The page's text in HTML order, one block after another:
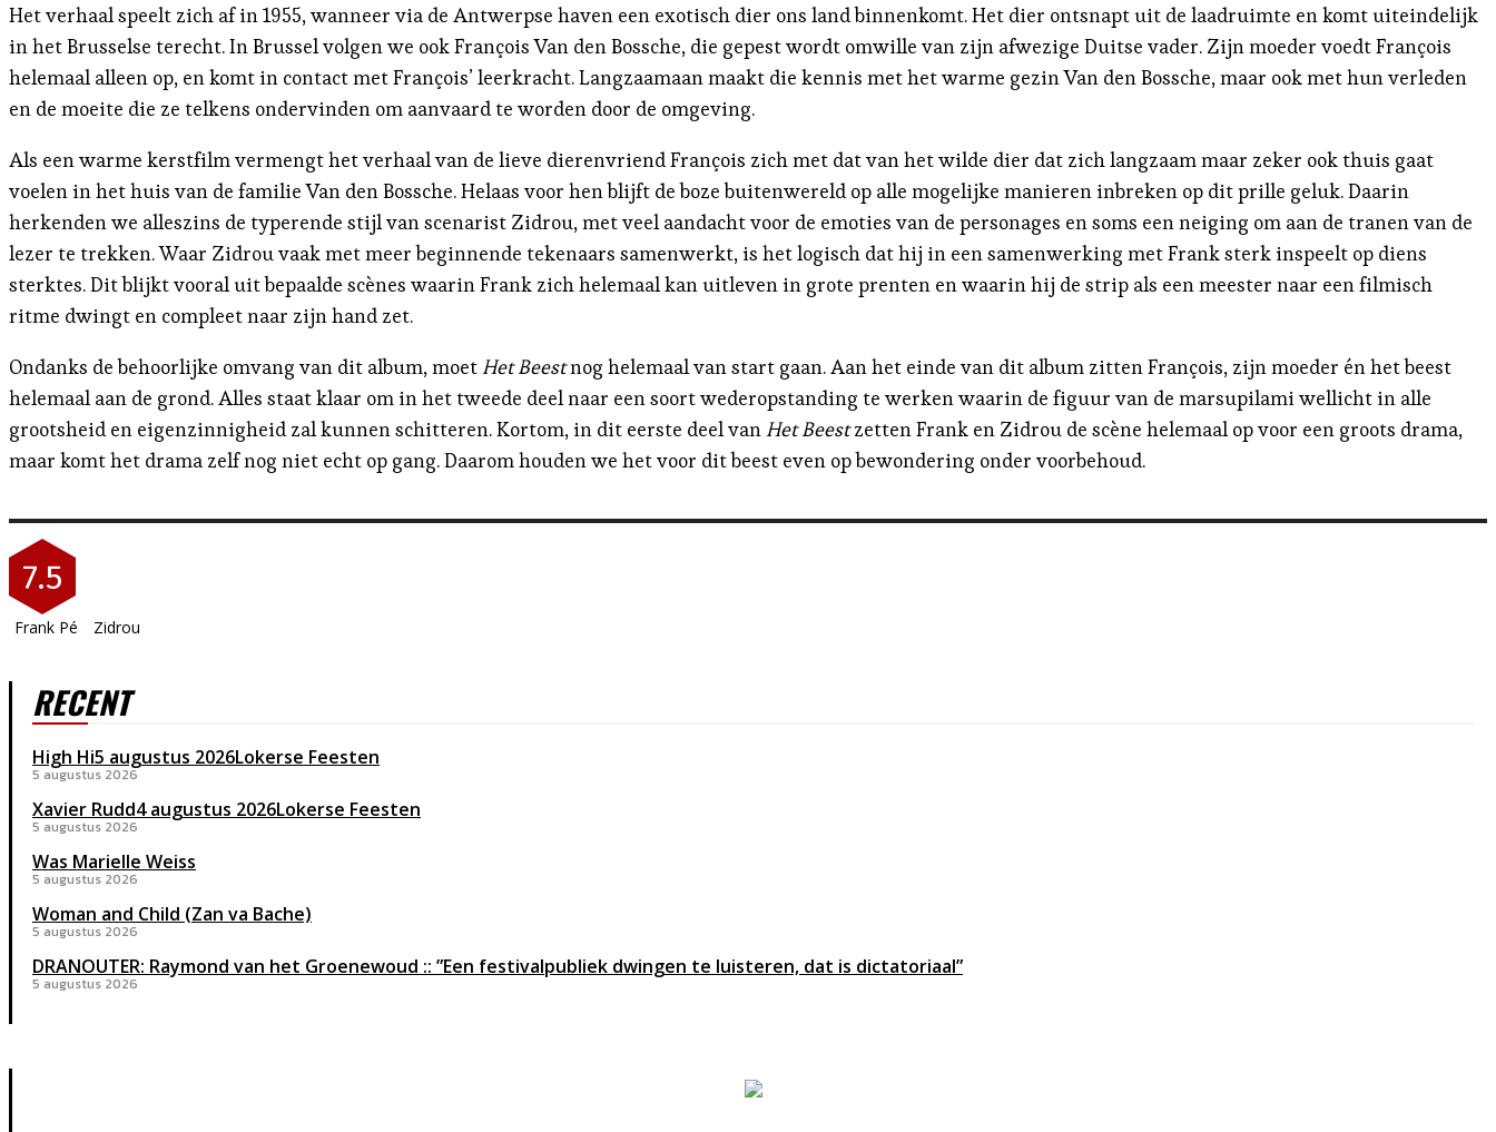
Het verhaal speelt zich af in 1955, wanneer via de Antwerpse haven een exotisch dier ons land binnenkomt. Het dier ontsnapt uit de laadruimte en komt uiteindelijk
in het Brusselse terecht. In Brussel volgen we ook François Van den Bossche, die gepest wordt omwille van zijn afwezige Duitse vader. Zijn moeder voedt François
helemaal alleen op, en komt in contact met François’ leerkracht. Langzaamaan maakt die kennis met het warme gezin Van den Bossche, maar ook met hun verleden
en de moeite die ze telkens ondervinden om aanvaard te worden door de omgeving.
Als een warme kerstfilm vermengt het verhaal van de lieve dierenvriend François zich met dat van het wilde dier dat zich langzaam maar zeker ook thuis gaat
voelen in het huis van de familie Van den Bossche. Helaas voor hen blijft de boze buitenwereld op alle mogelijke manieren inbreken op dit prille geluk. Daarin
herkenden we alleszins de typerende stijl van scenarist Zidrou, met veel aandacht voor de emoties van de personages en soms een neiging om aan de tranen van de
lezer te trekken. Waar Zidrou vaak met meer beginnende tekenaars samenwerkt, is het logisch dat hij in een samenwerking met Frank sterk inspeelt op diens
sterktes. Dit blijkt vooral uit bepaalde scènes waarin Frank zich helemaal kan uitleven in grote prenten en waarin hij de strip als een meester naar een filmisch
ritme dwingt en compleet naar zijn hand zet.
Ondanks de behoorlijke omvang van dit album, moetHet Beestnog helemaal van start gaan. Aan het einde van dit album zitten François, zijn moeder én het beest
helemaal aan de grond. Alles staat klaar om in het tweede deel naar een soort wederopstanding te werken waarin de figuur van de marsupilami wellicht in alle
grootsheid en eigenzinnigheid zal kunnen schitteren. Kortom, in dit eerste deel vanHet Beestzetten Frank en Zidrou de scène helemaal op voor een groots drama,
maar komt het drama zelf nog niet echt op gang. Daarom houden we het voor dit beest even op bewondering onder voorbehoud.
7.5
Frank Pé Zidrou
RECENT
High Hi5 augustus 2026Lokerse Feesten
5 augustus 2026
Xavier Rudd4 augustus 2026Lokerse Feesten
5 augustus 2026
Was Marielle Weiss
5 augustus 2026
Woman and Child (Zan va Bache)
5 augustus 2026
DRANOUTER: Raymond van het Groenewoud :: ”Een festivalpubliek dwingen te luisteren, dat is dictatoriaal”
5 augustus 2026